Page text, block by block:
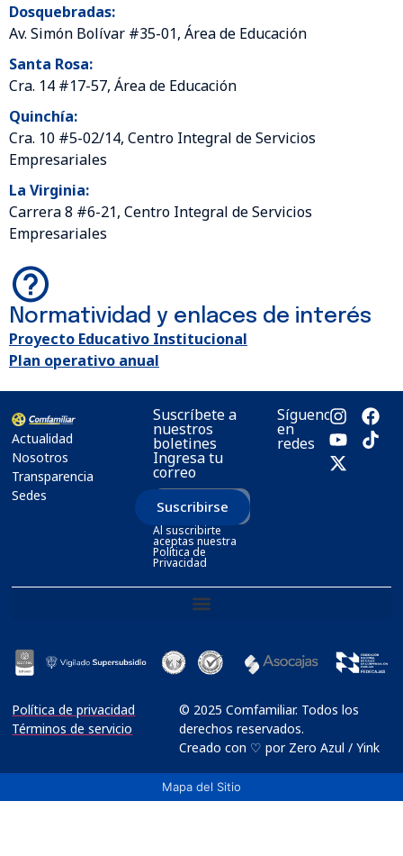
Dosquebradas:
Av. Simón Bolívar #35-01, Área de Educación
Santa Rosa:
Cra. 14 #17-57, Área de Educación
Quinchía:
Cra. 10 #5-02/14, Centro Integral de Servicios
Empresariales
La Virginia:
Carrera 8 #6-21, Centro Integral de Servicios
Empresariales
Normatividad y enlaces de interés
Proyecto Educativo Institucional
Plan operativo anual
Actualidad
Nosotros
Transparencia
Sedes
Suscríbete a
nuestros
boletines
Ingresa tu
correo
Suscribirse
Al suscribirte
aceptas nuestra
Política de
Privacidad
Síguenos
en
redes
Política de privacidad
Términos de servicio
© 2025 Comfamiliar. Todos los
derechos reservados.
Creado con ♡ por Zero Azul / Yink
Mapa del Sitio